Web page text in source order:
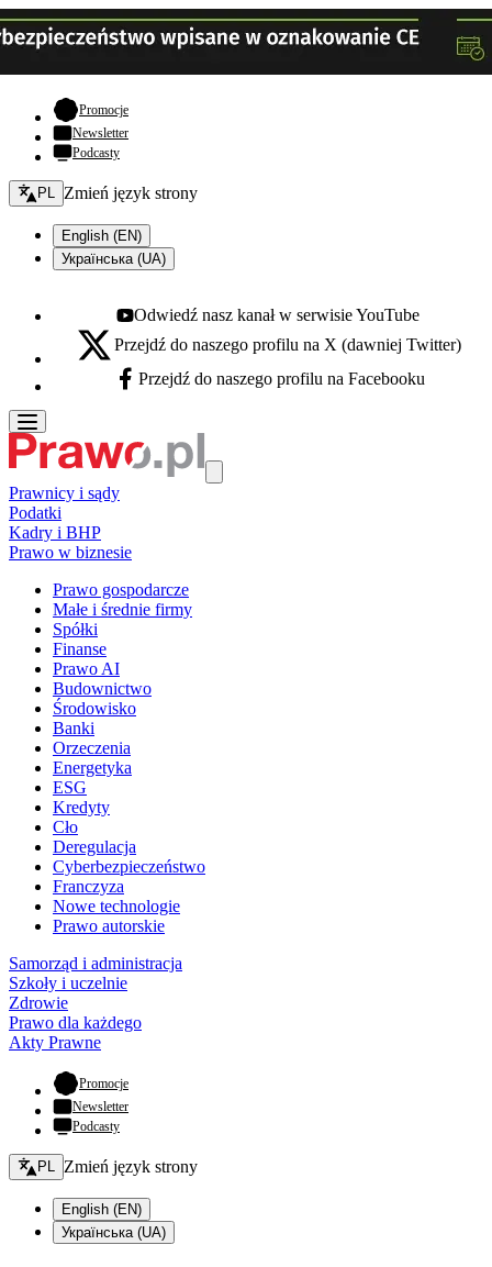
Promocje- otwiera się w nowej karcie
Newsletter
Podcasty
Zmień język - bieżący:
PL Zmień język strony
English (EN)
Українська (UA)
Youtube - otwiera się w nowej karcie
Odwiedź nasz kanał w serwisie YouTube
X - otwiera się w nowej karcie
Przejdź do naszego profilu na X (dawniej Twitter)
Facebook - otwiera się w nowej karcie
Przejdź do naszego profilu na Facebooku
Prawnicy i sądy
Podatki
Kadry i BHP
Prawo w biznesie
Prawo gospodarcze
Małe i średnie firmy
Spółki
Finanse
Prawo AI
Budownictwo
Środowisko
Banki
Orzeczenia
Energetyka
ESG
Kredyty
Cło
Deregulacja
Cyberbezpieczeństwo
Franczyza
Nowe technologie
Prawo autorskie
Samorząd i administracja
Szkoły i uczelnie
Zdrowie
Prawo dla każdego
Akty Prawne
Promocje- otwiera się w nowej karcie
Newsletter
Podcasty
Zmień język - bieżący:
PL Zmień język strony
English (EN)
Українська (UA)